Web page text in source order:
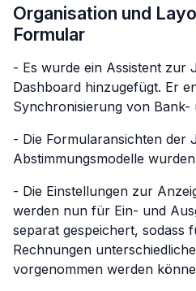
Organisation und
Formular
- Es wurde ein Assistent zur
Dashboard hinzugefügt. Er
Synchronisierung von Bank-
- Die Formularansichten der
Abstimmungsmodelle
- Die Einstellungen zur
werden nun für Ein- und
separat gespeichert, sodass
Rechnungen
vorgenommen werden